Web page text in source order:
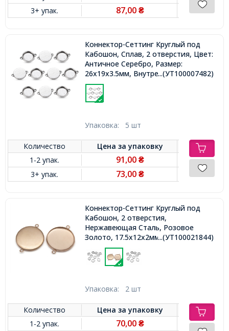
3+ упак. 87,00₴
Коннектор-Сеттинг Круглый под
Кабошон, Сплав, 2 отверстия, Цвет:
Античное Серебро, Размер:
26x19x3.5мм, Внутренний 15мм,
Отверстие 2мм,
...(УТ100007482)
Упаковка: 5 шт
Количество Цена заупаковку
1-2 упак.
91,00₴
3+ упак. 73,00₴
Коннектор-Сеттинг Круглый под
Кабошон, 2 отверстия,
Нержавеющая Сталь, Розовое
Золото, 17.5x12x2мм, Внутренний
10мм, Отверстие 2мм,
...(УТ100021844)
Упаковка: 2 шт
Количество Цена заупаковку
1-2 упак.
70,00₴